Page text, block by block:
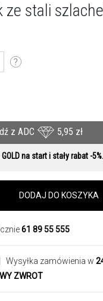
ze stali
z ADC 5,95 zł
GOLD na start i stały rabat -5%.
DODAJ DO KOSZYKA
61 89 55 555
Wysyłka zamówienia w
ZWROT